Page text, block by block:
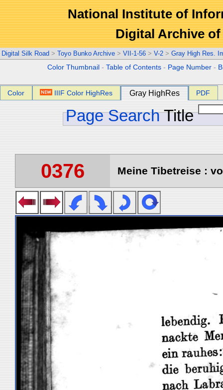
National Institute of
Digital Archive
Digital Silk Road > Toyo Bunko Archive > VII-1-56 > V-2 > Gray High Res.
Color Thumbnail -Table of Contents - Page Number -
Color IIIF Color HighRes Gray HighRes PDF
Page Search Title
0376 Meine Tibetreise :